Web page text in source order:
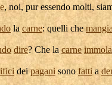
, noi, pur essendo molti,
la carne: quelli che
dire? Che lacarne
deipagani sonofattia